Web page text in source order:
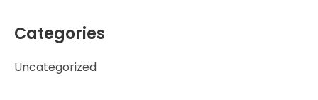
Categories
Uncategorized